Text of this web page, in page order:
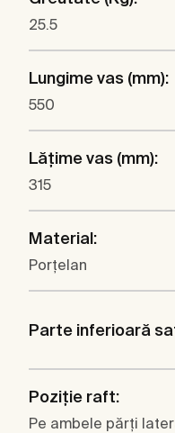
25.5
Lungime vas (mm):
550
Lăţime vas (mm):
315
Material:
Porţelan
Parte inferioară
Poziţie raft:
Pe ambele părţi